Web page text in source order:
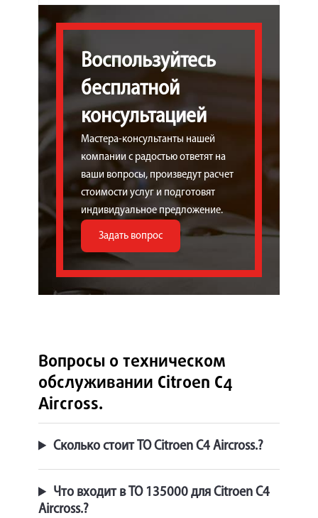
Воспользуйтесь
бесплатной
консультацией
Мастера-консультанты нашей
компании с радостью ответят на
ваши вопросы, произведут расчет
стоимости услуг и подготовят
индивидуальное предложение.
Задать вопрос
Вопросы о техническом
обслуживании Citroen C4
Aircross.
Сколько стоит ТО Citroen C4 Aircross.?
Что входит в ТО 135000 для Citroen C4
Aircross.?